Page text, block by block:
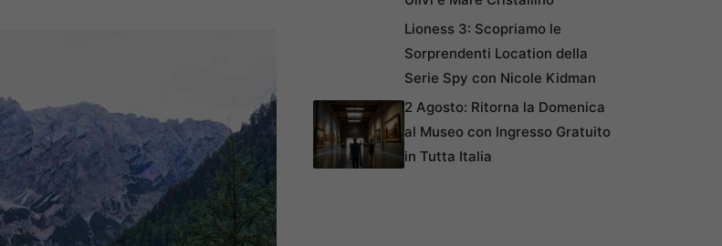
Lioness 3: Scopriamo le
Sorprendenti Location della
Serie Spy con Nicole Kidman
2 Agosto: Ritorna la Domenica
al Museo con Ingresso Gratuito
in Tutta Italia